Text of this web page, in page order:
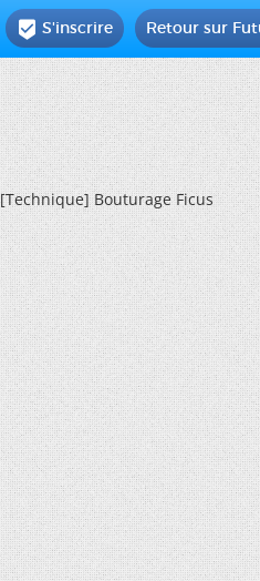
Retour sur
 S'inscrire
[Technique] Bouturage Ficus